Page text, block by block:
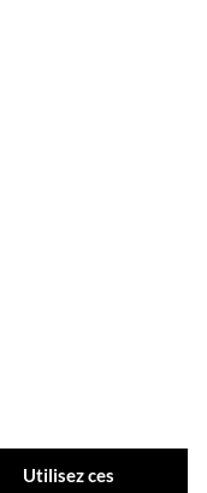
Utilisez ces